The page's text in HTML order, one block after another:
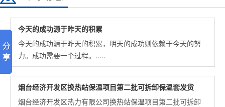
今天的成功源于昨天的积累
今天的成功源于昨天的积累，明天的成功则依赖于今天的努
力。成功需要一个过程。.....
烟台经济开发区换热站保温项目第二批可拆卸保温套发货
烟台经济开发区热力有限公司换热站保温项目第二批可拆卸